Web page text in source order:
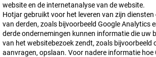
website en de internetanalyse van de website.
Hotjar gebruikt voor het leveren van zijn
van derden, zoals bijvoorbeeld Google Analytics
derde ondernemingen kunnen informatie die uw
van het websitebezoek zendt, zoals bijvoorbeeld
aanvragen, opslaan. Voor nadere informatie hoe